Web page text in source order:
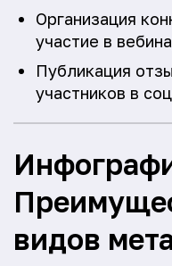
Организация
участие в
Публикация
участников в
видов